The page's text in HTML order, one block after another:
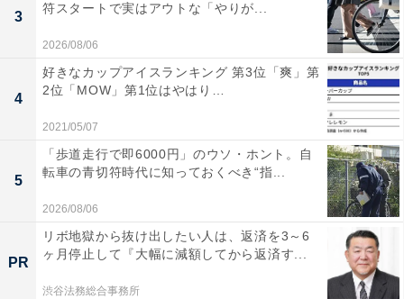
1位は歴史と文化のまち「山形市」
3
符スタートで実はアウトな「やりが...
2026/08/06
4
好きなカップアイスランキング 第3位「爽」第
2位「MOW」第1位はやはり…
2021/05/07
5
「歩道走行で即6000円」のウソ・ホント。自
転車の青切符時代に知っておくべき“指...
2026/08/06
PR
リボ地獄から抜け出したい人は、返済を3～6
ヶ月停止して『大幅に減額してから返済す...
渋谷法務総合事務所